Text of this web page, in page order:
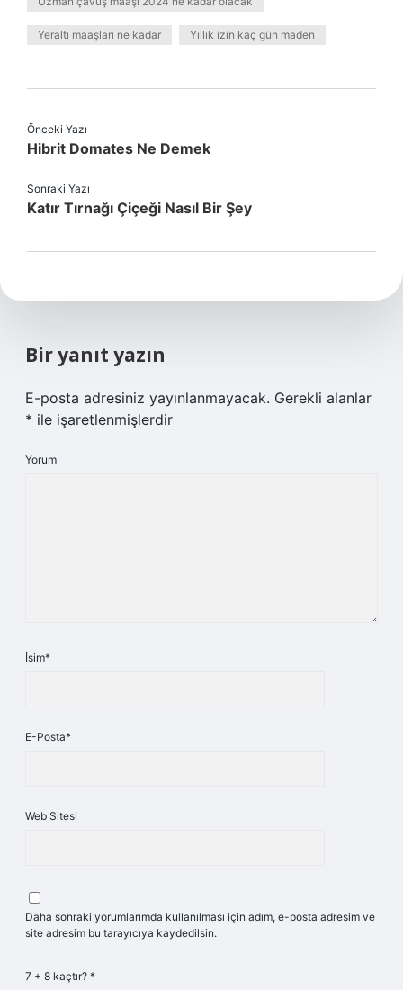
Yeraltı maaşları ne kadar Yıllık izin kaç gün maden
Önceki Yazı
Hibrit Domates Ne Demek
Sonraki Yazı
Katır Tırnağı Çiçeği Nasıl Bir Şey
Bir yanıt yazın
E-posta adresiniz yayınlanmayacak. Gerekli alanlar
* ile işaretlenmişlerdir
Yorum
İsim*
E-Posta*
Web Sitesi
Daha sonraki yorumlarımda kullanılması için adım, e-posta adresim ve
site adresim bu tarayıcıya kaydedilsin.
7 + 8 kaçtır? *